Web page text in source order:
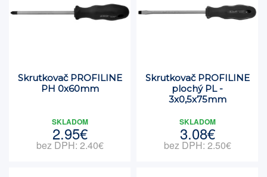
Skrutkovač PROFILINE
PH 0x60mm
SKLADOM
2.95€
bez DPH: 2.40€
Skrutkovač PROFILINE
plochý PL -
3x0,5x75mm
SKLADOM
3.08€
bez DPH: 2.50€